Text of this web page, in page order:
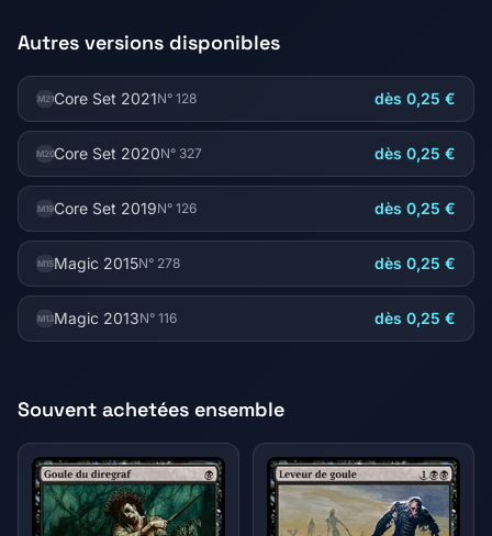
Autres versions disponibles
M21Core Set 2021N° 128 dès 0,25 €
M20Core Set 2020N° 327 dès 0,25 €
M19Core Set 2019N° 126 dès 0,25 €
M15Magic 2015N° 278 dès 0,25 €
M13Magic 2013N° 116 dès 0,25 €
Souvent achetées ensemble